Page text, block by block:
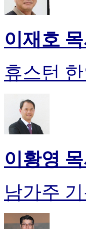
이재호
휴스턴
이황영
남가주